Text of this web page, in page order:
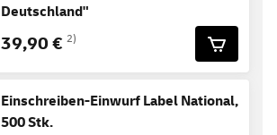
Deutschland"
39,90 € 2)
Einschreiben-Einwurf Label National,
500 Stk.